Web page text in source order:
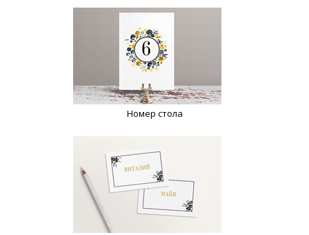
Номер стола